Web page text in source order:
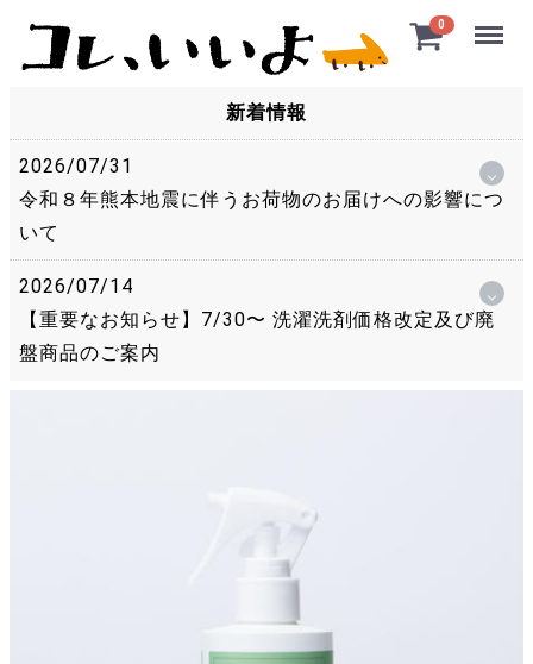
0
新着情報
2026/07/31
令和８年熊本地震に伴うお荷物のお届けへの影響につ
いて
2026/07/14
【重要なお知らせ】7/30〜 洗濯洗剤価格改定及び廃
盤商品のご案内
Menu